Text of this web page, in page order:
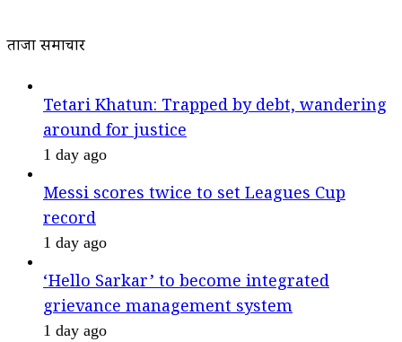
ताजा समाचार
Tetari Khatun: Trapped by debt, wandering
around for justice
1 day ago
Messi scores twice to set Leagues Cup
record
1 day ago
‘Hello Sarkar’ to become integrated
grievance management system
1 day ago